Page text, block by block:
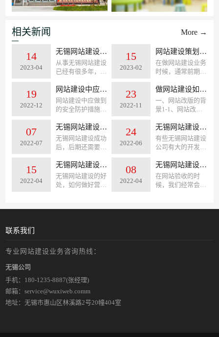
More →
相关新闻
14
2023-04
无锡网站建设价格的评估依据有哪些？
从事无锡网站建设
已经有很多年，期
伏，网站设计制作
价格也是起起落
落。随着短视频及
迅速转移到某些移
动平台，还来不...
15
2023-02
网站建设策划包含的具体内容主要包括哪些内容
在做网站建设业务
时候，通常前期企
公司或者技术人员
给出一个网站建设
的方案。其实即使
做网站建设策划的
人员在建立网...
19
2022-12
网站建设中应做到的安全防护措施
网站建设中应做到
的安全防护措施，
描述以下情况。在
网站建设中使用网
站的服务器及工作
的防病毒软件，对
计算机病毒、...
23
2022-11
做网站建设如何去整理需求规划？
一、网站改版的背
景1-1、网站改版
司的发展，市场的
需求以及公司战略
业务的转型，老的
能很好的展现公司
对外宣传和新业...
07
2022-07
无锡网站建设成功后，后期还需要收取年度维护费吗？
无锡网站建设成功
后，后期还需要收
其实这个问题确实
不怎么好回答，因
为无锡网站建设公
些网站建设公...
24
2022-06
无锡网站建设中我们会遇到那些坑？
有些无锡网站建设
公司有大的开发团
也有很好的利润，
这样的公司经营的
非常成功，但是我
司可以化险为...
15
2022-04
无锡网站建设的好处，如何做好营销型网站建设呢？
无锡网站建设的好
处，如何做好营销
是对企业有效果有
促进企业订单...
08
2022-04
无锡网站建设的验收标准是什么？
在网站验收的时
候，我们经常会遇
都验收不好，或者
联系我们
专业网站建设业务咨询热线：
无锡公司
手机： 180-1235-8887(张经理)
邮箱：service@wuxiweb.comm
地址：无锡市惠山区林溪路2号20幢404室